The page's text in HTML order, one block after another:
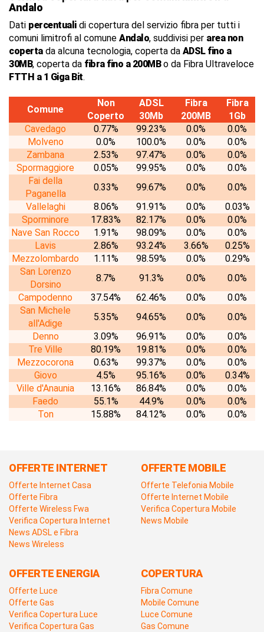
Andalo
Dati percentualidi copertura del servizio fibra per tutti i
comuni limitrofi al comune Andalo, suddivisi per area non
copertada alcuna tecnologia, coperta da ADSL fino a
30MB, coperta da fibra fino a 200MBo da Fibra Ultraveloce
FTTH a 1 Giga Bit.
Comune
Non
Coperto
ADSL
30Mb
Fibra
200MB
Fibra
1Gb
Cavedago
0.77% 99.23% 0.0%
0.0%
Molveno
0.0% 100.0% 0.0%
0.0%
Zambana
2.53% 97.47% 0.0%
0.0%
Spormaggiore
0.05% 99.95% 0.0%
0.0%
Fai della
Paganella
0.33% 99.67% 0.0%
0.0%
Vallelaghi
8.06% 91.91% 0.0%
0.03%
Sporminore
17.83% 82.17% 0.0%
0.0%
Nave San Rocco
1.91% 98.09% 0.0%
0.0%
Lavis
2.86% 93.24% 3.66%
0.25%
Mezzolombardo
1.11% 98.59% 0.0%
0.29%
San Lorenzo
Dorsino
8.7% 91.3% 0.0%
0.0%
Campodenno
37.54% 62.46% 0.0%
0.0%
San Michele
all'Adige
5.35% 94.65% 0.0%
0.0%
Denno
3.09% 96.91% 0.0%
0.0%
Tre Ville
80.19% 19.81% 0.0%
0.0%
Mezzocorona
0.63% 99.37% 0.0%
0.0%
Giovo
4.5% 95.16% 0.0%
0.34%
Ville d'Anaunia
13.16% 86.84% 0.0%
0.0%
Faedo
55.1% 44.9% 0.0%
0.0%
Ton
15.88% 84.12% 0.0% 0.0%
OFFERTE INTERNET
Offerte Internet Casa
Offerte Fibra
Offerte Wireless Fwa
Verifica Copertura Internet
News ADSL e Fibra
News Wireless
OFFERTE MOBILE
Offerte Telefonia Mobile
Offerte Internet Mobile
Verifica Copertura Mobile
News Mobile
OFFERTE ENERGIA
Offerte Luce
Offerte Gas
Verifica Copertura Luce
Verifica Copertura Gas
COPERTURA
Fibra Comune
Mobile Comune
Luce Comune
Gas Comune